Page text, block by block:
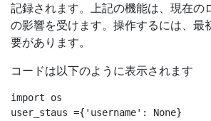
記録されます。上記の機能は、現在の
の影響を受けます。操作するには、最
要があります。
コードは以下のように表示されます
import os
user_staus ={'username': None}